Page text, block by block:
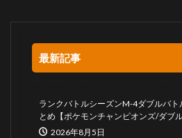
最新記事
ランクバトルシーズンM-4ダブルバト
とめ【ポケモンチャンピオンズ/ダブル
2026年8月5日